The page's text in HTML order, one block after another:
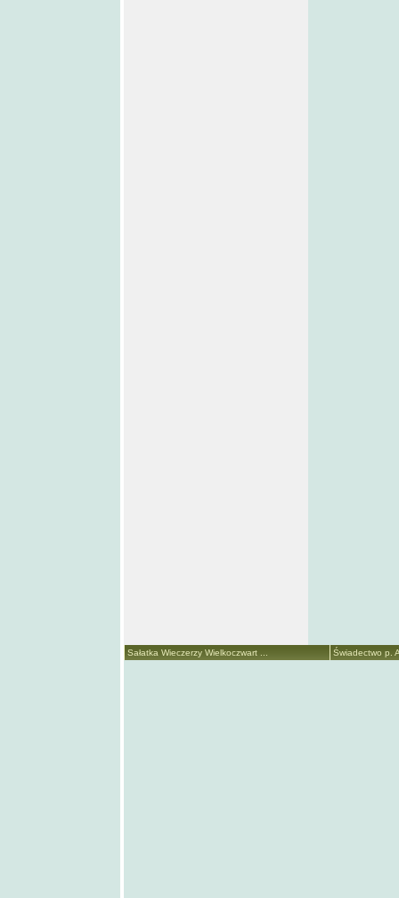
Sałatka Wieczerzy Wielkoczwart ... Świadectwo p.